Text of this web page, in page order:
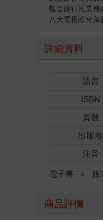
觀音旅行社業務
八大電視暗光鳥
詳細資料
語言
ISBN
頁數
出版地
注音
電子書 ＞ 旅
商品評價